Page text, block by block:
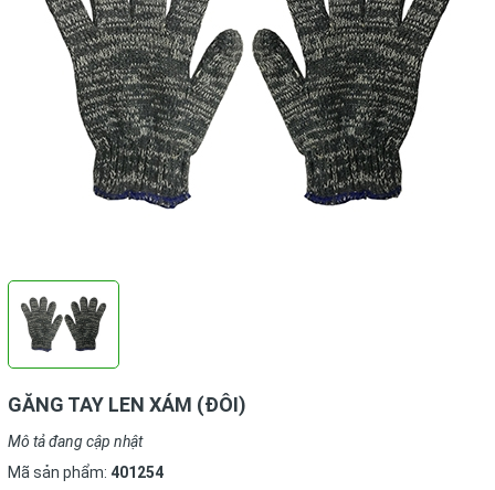
GĂNG TAY LEN XÁM (ĐÔI)
Mô tả đang cập nhật
Mã sản phẩm: 401254